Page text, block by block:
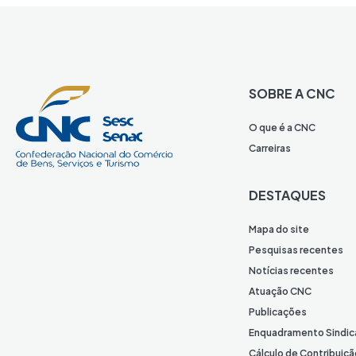
SOBRE A CNC
O que é a CNC
Carreiras
DESTAQUES
Mapa do site
Pesquisas recentes
Notícias recentes
Atuação CNC
Publicações
Enquadramento
Cálculo de